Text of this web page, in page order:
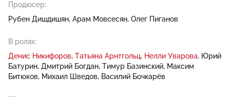
Продюсер:
Рубен Дишдишян Арам Мовсесян Олег Пиганов
В ролях:
Денис Никифоров Татьяна Арнтгольц Нелли Уварова Юрий
Батурин Дмитрий Богдан Тимур Базинский Максим
Битюков
Михаил Шведов Василий Бочкарёв